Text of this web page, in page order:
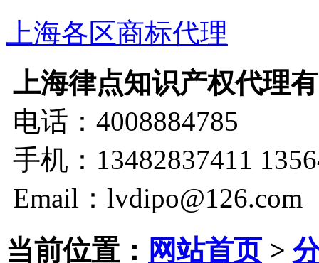
上海各区商标代理
上海律点知识产权代理
电话：4008884785
手机：13482837411
Email：lvdipo@126.com
当前位置： 网站首页>